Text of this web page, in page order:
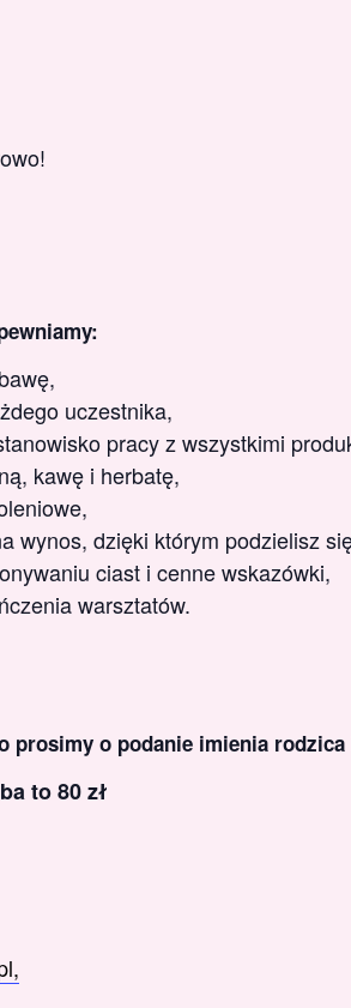
uczestnika,
pracy z wszystkimi
kawę i herbatę,
wynos, dzięki którym podzielisz
ciast i cenne wskazówki,
warsztatów.
prosimy o podanie imienia
to 80 zł